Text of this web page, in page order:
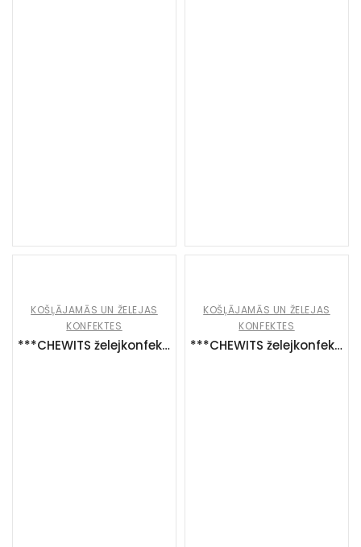
KOŠĻĀJAMĀS UN ŽELEJAS
KONFEKTES
***CHEWITS želejkonfektes Jewels Sweet (24x125g)
KOŠĻĀJAMĀS UN ŽELEJAS
KONFEKTES
***CHEWITS želejkonfektes Jewels Sour (24x125g)